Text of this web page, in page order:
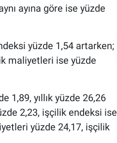
ayına göre ise yüzde
yüzde 1,54 artarken;
maliyetleri ise yüzde
1,89, yıllık yüzde 26,26
2,23, işçilik endeksi ise
yüzde 24,17, işçilik